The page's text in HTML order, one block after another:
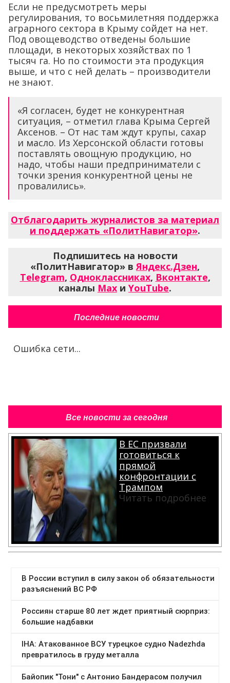
Если не предусмотреть меры
регулирования, то восьмилетняя поддержка
аграрного сектора в Крыму сойдет на нет.
Под овощеводство отведены большие
площади, в некоторых хозяйствах по 1
тысяч га. Но по стоимости эта продукция
выше, и что с ней делать – производители
не знают.
«Я согласен, будет не конкурентная
ситуация, – отметил глава Крыма Сергей
Аксенов. – От нас там ждут крупы, сахар
и масло. Из Херсонской области готовы
поставлять овощную продукцию, но
надо, чтобы наши предприниматели с
точки зрения конкурентной цены не
провалились».
Отблагодарить журналистов за материал
и поддержать «ПолитНавигатор».
Подпишитесь на новости
«ПолитНавигатор» вЯндекс.Дзен,
Telegram, Одноклассниках, Вконтакте,
каналы Max и YouTube.
Последние новости
Ошибка сети...
Все новости за сегодня
В ЕС призвали
готовиться к
прямой
конфронтации с
Трампом
Читать подробнее